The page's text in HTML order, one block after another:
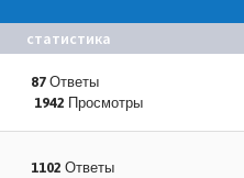
статистика
87 Ответы
1942 Просмотры
1102 Ответы